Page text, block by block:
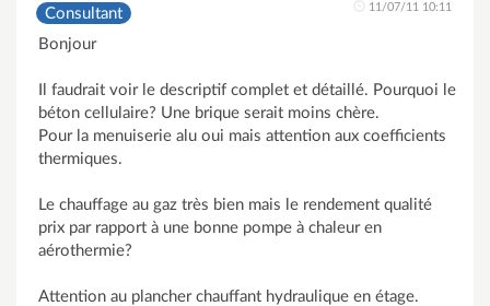
Consultant 11/07/11 10:11
Bonjour
Il faudrait voir le descriptif complet et détaillé. Pourquoi le
béton cellulaire? Une brique serait moins chère.
Pour la menuiserie alu oui mais attention aux coefficients
thermiques.
Le chauffage au gaz très bien mais le rendement qualité
prix par rapport à une bonne pompe à chaleur en
aérothermie?
Attention au plancher chauffant hydraulique en étage.